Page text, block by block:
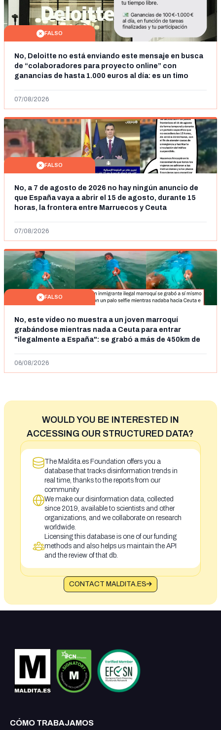
FALSO
No, Deloitte no está enviando este mensaje en busca
de “colaboradores para proyecto online” con
ganancias de hasta 1.000 euros al día: es un timo
07/08/2026
FALSO
No, a 7 de agosto de 2026 no hay ningún anuncio de
que España vaya a abrir el 15 de agosto, durante 15
horas, la frontera entre Marruecos y Ceuta
07/08/2026
FALSO
No, este vídeo no muestra a un joven marroquí
grabándose mientras nada a Ceuta para entrar
"ilegalmente a España": se grabó a más de 450km de
06/08/2026
WOULD YOU BE INTERESTED IN
ACCESSING OUR STRUCTURED DATA?
The Maldita.es Foundation offers you a
database that tracks disinformation trends in
real time, thanks to the reports from our
community
We make our disinformation data, collected
since 2019, available to scientists and other
organizations, and we collaborate on research
worldwide.
Licensing this database is one of our funding
methods and also helps us maintain the API
and the review of that db.
CONTACT MALDITA.ES
CÓMO TRABAJAMOS